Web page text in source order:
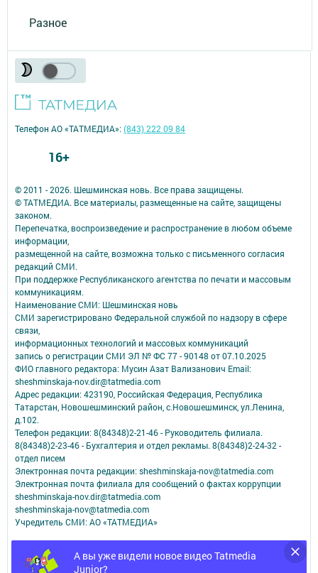
Разное
А вы уже видели новое видео Tatmedia
Junior?
© 2011 - 2026. Шешминская новь. Все права защищены.
© ТАТМЕДИА. Все материалы, размещенные на сайте, защищены
законом.
Перепечатка, воспроизведение и распространение в любом объеме
информации,
размещенной на сайте, возможна только с письменного согласия
редакций СМИ.
При поддержке Республиканского агентства по печати и массовым
коммуникациям.
Наименование СМИ: Шешминская новь
СМИ зарегистрировано Федеральной службой по надзору в сфере
связи,
информационных технологий и массовых коммуникаций
запись о регистрации СМИ ЭЛ № ФС 77 - 90148 от 07.10.2025
ФИО главного редактора: Мусин Азат Вализанович Email:
sheshminskaja-nov.dir@tatmedia.com
Адрес редакции: 423190, Российская Федерация, Республика
Татарстан, Новошешминский район, с.Новошешминск, ул.Ленина,
д.102.
Телефон редакции: 8(84348)2-21-46 - Руководитель филиала.
8(84348)2-23-46 - Бухгалтерия и отдел рекламы. 8(84348)2-24-32 -
отдел писем
Электронная почта редакции: sheshminskaja-nov@tatmedia.com
Электронная почта филиала для сообщений о фактах коррупции
sheshminskaja-nov.dir@tatmedia.com
sheshminskaja-nov@tatmedia.com
Учредитель СМИ: АО «ТАТМЕДИА»
Антикоррупционная политика
АО «ТАТМЕДИА» использует «cookie»для персонализации сервисов и
Телефон АО «ТАТМЕДИА»:(843) 222 09 84
16+